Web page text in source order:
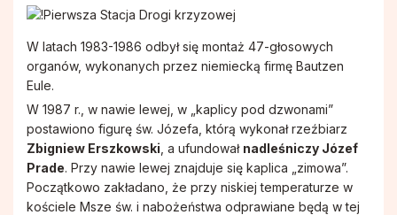
W latach 1983-1986 odbył się montaż 47-głosowych
organów, wykonanych przez niemiecką firmę Bautzen
Eule.
W 1987 r., w nawie lewej, w „kaplicy pod dzwonami”
postawiono figurę św. Józefa, którą wykonał rzeźbiarz
Zbigniew Erszkowski , a ufundował nadleśniczy Józef
Prade. Przy nawie lewej znajduje się kaplica „zimowa”.
Początkowo zakładano, że przy niskiej temperaturze w
kościele Msze św. i nabożeństwa odprawiane będą w tej